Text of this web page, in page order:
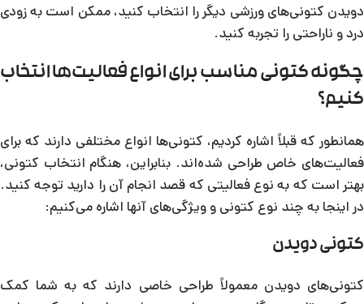
دویدن کتونی‌های ورزشی دیگر را انتخاب کنید، ممکن است به زودی
درد و ناراحتی را تجربه کنید.
چگونه کتونی مناسب برای انواع فعالیت‌ها انتخاب
کنیم؟
همانطور که قبلاً اشاره کردیم، کتونی‌ها انواع مختلفی دارند که برای
فعالیت‌های خاص طراحی شده‌اند. بنابراین، هنگام انتخاب کتونی،
بهتر است که به نوع فعالیتی که قصد انجام آن را دارید توجه کنید.
در اینجا به چند نوع کتونی و ویژگی‌های آنها اشاره می‌کنیم:
کتونی دویدن
کتونی‌های دویدن معمولاً طراحی خاصی دارند که به شما کمک